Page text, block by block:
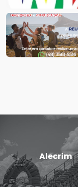
Alecrim